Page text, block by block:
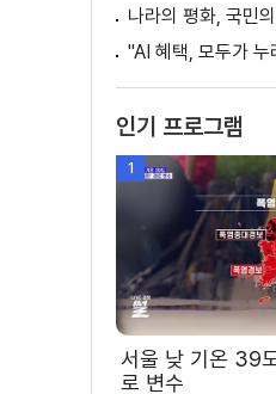
인기 프로그램
1
서울 낮 기온 39도
로 변수